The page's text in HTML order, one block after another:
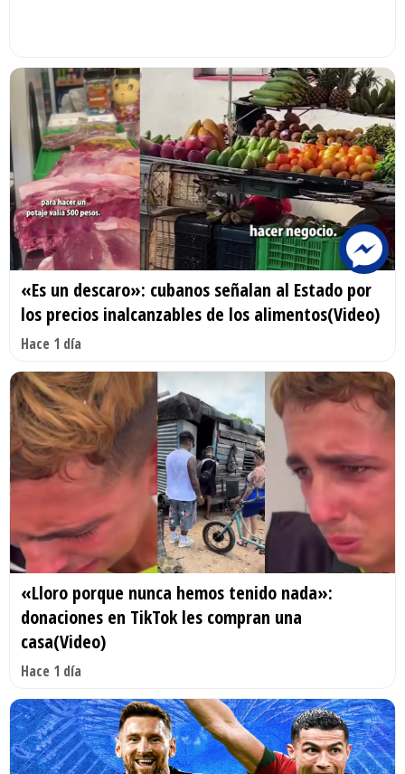
«Es un descaro»: cubanos señalan al Estado por
los precios inalcanzables de los alimentos(Video)
Hace 1 día
«Lloro porque nunca hemos tenido nada»:
donaciones en TikTok les compran una
casa(Video)
Hace 1 día